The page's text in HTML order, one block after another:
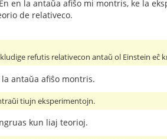
en la antaŭa afiŝo mi montris, ke la
de relativeco.
refutis relativecon antaŭ ol Einstein eĉ
antaŭa afiŝo montris.
tiujn eksperimentojn.
kun liaj teorioj.